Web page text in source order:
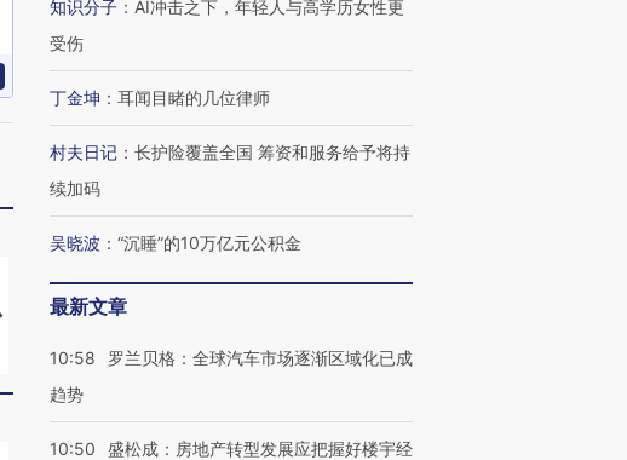
马航飞行员跨国走私7万
要防空导弹“救急”
13人遇难
知识分子 ： AI冲击之下，年轻人与高学历女性更
受伤
丁金坤 ： 耳闻目睹的几位律师
村夫日记 ： 长护险覆盖全国 筹资和服务给予将持
续加码
吴晓波 ： “沉睡”的10万亿元公积金
最新文章
10:58
罗兰贝格：全球汽车市场逐渐区域化已成
趋势
10:50
盛松成：房地产转型发展应把握好楼宇经